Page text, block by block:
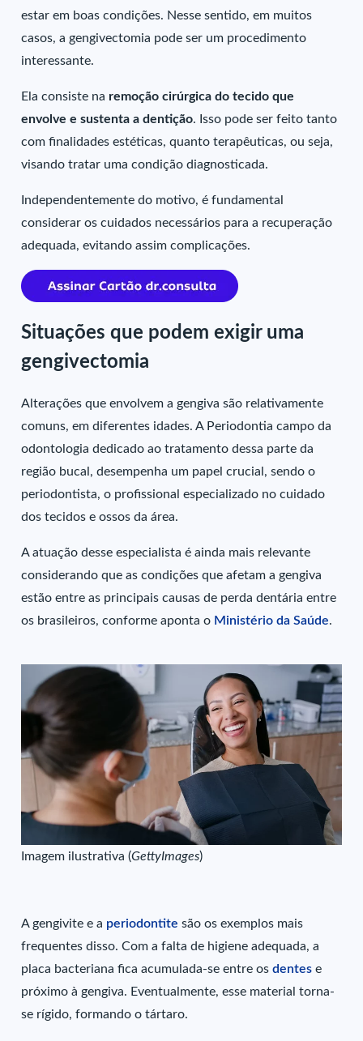
estar em boas condições. Nesse sentido, em muitos
casos, a gengivectomia pode ser um procedimento
interessante.
Ela consiste na remoção cirúrgica do tecido que
envolve e sustenta a dentição. Isso pode ser feito tanto
com finalidades estéticas, quanto terapêuticas, ou seja,
visando tratar uma condição diagnosticada.
Independentemente do motivo, é fundamental
considerar os cuidados necessários para a recuperação
adequada, evitando assim complicações.
Situações que podem exigir uma
gengivectomia
Alterações que envolvem a gengiva são relativamente
comuns, em diferentes idades. A Periodontia campo da
odontologia dedicado ao tratamento dessa parte da
região bucal, desempenha um papel crucial, sendo o
periodontista, o profissional especializado no cuidado
dos tecidos e ossos da área.
A atuação desse especialista é ainda mais relevante
considerando que as condições que afetam a gengiva
estão entre as principais causas de perda dentária entre
os brasileiros, conforme aponta o Ministério da Saúde.
Imagem ilustrativa (GettyImages)
A gengivite e a periodontite são os exemplos mais
frequentes disso. Com a falta de higiene adequada, a
placa bacteriana fica acumulada-se entre osdentes e
próximo à gengiva. Eventualmente, esse material torna-
se rígido, formando o tártaro.